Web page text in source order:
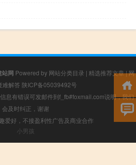
站网 Powered by 网站分类目录 | 精选推荐文章|网
难解答 陕ICP备05039492号
息有错误可发邮件到f_fb#foxmail.com说明，我们
会及时纠正，谢谢
爱好，不接盈利性广告及商业合作
小男孩